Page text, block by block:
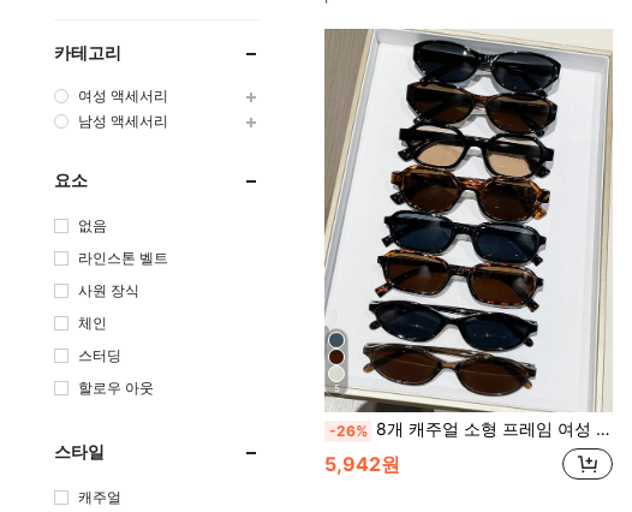
카테고리
여성 액세서리
남성 액세서리
요소
없음
라인스톤 벨트
사원 장식
체인
스터딩
할로우 아웃
스타일
캐주얼
5
-26% 8개 캐주얼 소형 프레임 여성 안경 세트, Y2K 우아한, 일상 착용, 해변, 휴가, 파티, 선물용으로 다용도
5,942원